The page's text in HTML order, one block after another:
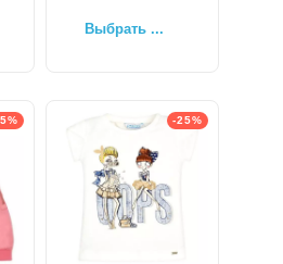
Выбрать ...
-25%